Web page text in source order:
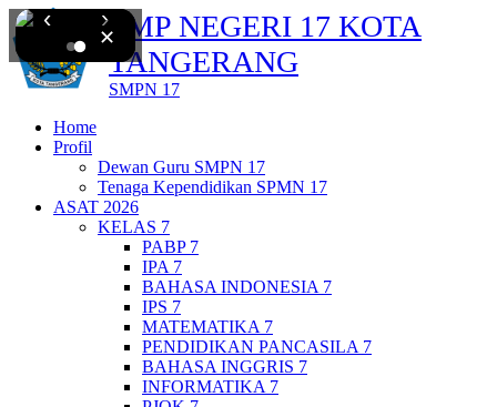
✕
‹ ›SMP NEGERI 17 KOTA
TANGERANG
SMPN 17
Home
Profil
Dewan Guru SMPN 17
Tenaga Kependidikan SPMN 17
ASAT 2026
KELAS 7
PABP 7
IPA 7
BAHASA INDONESIA 7
IPS 7
MATEMATIKA 7
PENDIDIKAN PANCASILA 7
BAHASA INGGRIS 7
INFORMATIKA 7